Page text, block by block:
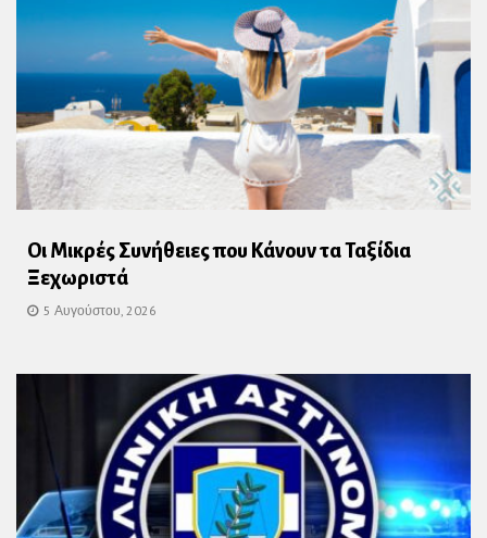
Οι Μικρές Συνήθειες που Κάνουν τα Ταξίδια
Ξεχωριστά
5 Αυγούστου, 2026